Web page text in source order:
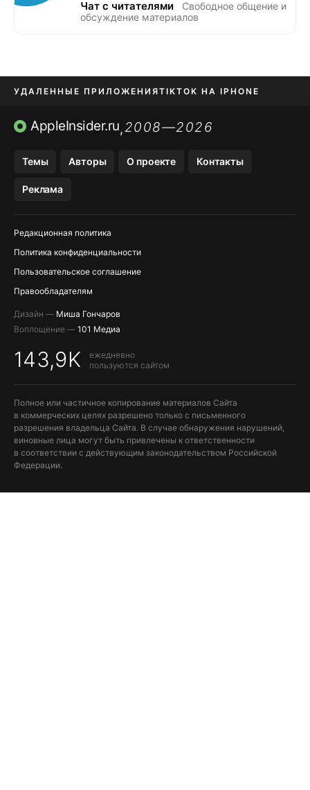
Чат с читателями
Свободное общение и
обсуждение материалов
УДАЛЕННЫЕ ПРИЛОЖЕНИЯTIKTOK НА IPHONE
ПРИЛОЖЕНИЯ БЕЗ APP STORE
AppleInsider.ru,2008—2026
Темы Авторы О проекте Контакты
Реклама
Редакционная политика
Политика конфиденциальности
Пользовательское соглашение
Правообладателям
Дизайн — Миша Гончаров
Воплощение — 101 Медиа
143,9K
ежедневно
пользуются сайтом
Полное или частичное копирование материалов Сайта
в коммерческих целях разрешено только с письменного
разрешения владельца Сайта. В случае обнаружения нарушений,
виновные лица могут быть привлечены к ответственности
в соответствии с действующим законодательством Российской
Федерации.